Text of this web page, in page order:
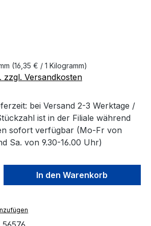
(16,35 € / 1 Kilogramm)
zzgl. Versandkosten
bei Versand 2-3 Werktage /
ist in der Filiale während
sofort verfügbar (Mo-Fr von
Sa. von 9.30-16.00 Uhr)
Gib den
In den Warenkorb